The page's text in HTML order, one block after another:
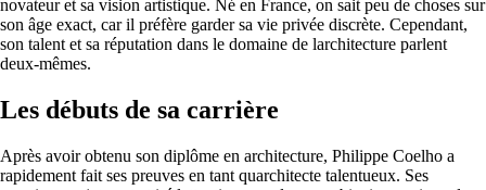
novateur et sa vision artistique. Né en France, on sait peu de choses sur
son âge exact, car il préfère garder sa vie privée discrète. Cependant,
son talent et sa réputation dans le domaine de larchitecture parlent
deux-mêmes.
Les débuts de sa carrière
Après avoir obtenu son diplôme en architecture, Philippe Coelho a
rapidement fait ses preuves en tant quarchitecte talentueux. Ses